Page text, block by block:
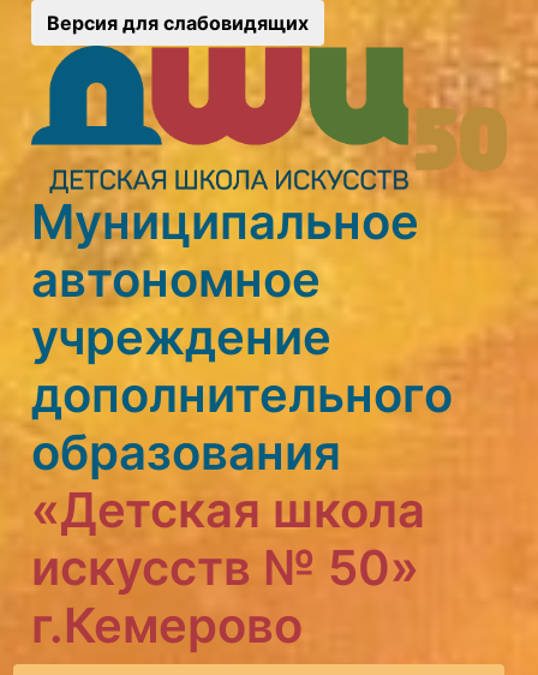
Версия для слабовидящих
Муниципальное
автономное
учреждение
дополнительного
образования
«Детская школа
искусств № 50»
г.Кемерово